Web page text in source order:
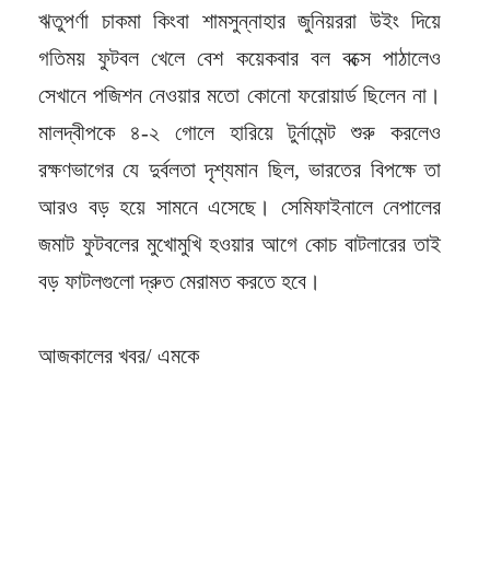
ঋতুপর্ণা চাকমা কিংবা শামসুন্নাহার জুনিয়ররা উইং দিয়ে
গতিময় ফুটবল খেলে বেশ কয়েকবার বল বক্সে পাঠালেও
সেখানে পজিশন নেওয়ার মতো কোনো ফরোয়ার্ড ছিলেন না।
মালদ্বীপকে ৪-২ গোলে হারিয়ে টুর্নামেন্ট শুরু করলেও
রক্ষণভাগের যে দুর্বলতা দৃশ্যমান ছিল, ভারতের বিপক্ষে তা
আরও বড় হয়ে সামনে এসেছে। সেমিফাইনালে নেপালের
জমাট ফুটবলের মুখোমুখি হওয়ার আগে কোচ বাটলারের তাই
বড় ফাটলগুলো দ্রুত মেরামত করতে হবে।
আজকালের খবর/ এমকে